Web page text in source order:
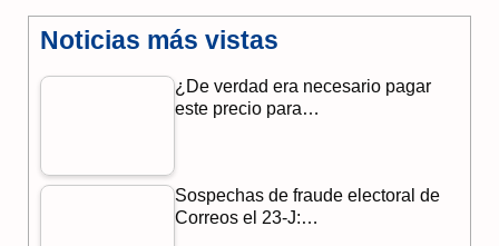
c
o
l
e
a
a
t
p
Noticias más vistas
¿De verdad era necesario pagar
este precio para…
Sospechas de fraude electoral de
Correos el 23-J:…